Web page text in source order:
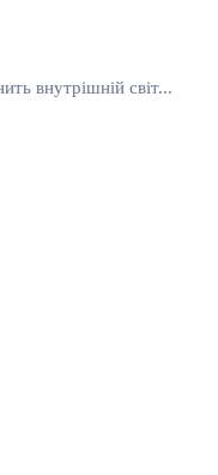
внутрішній світ...